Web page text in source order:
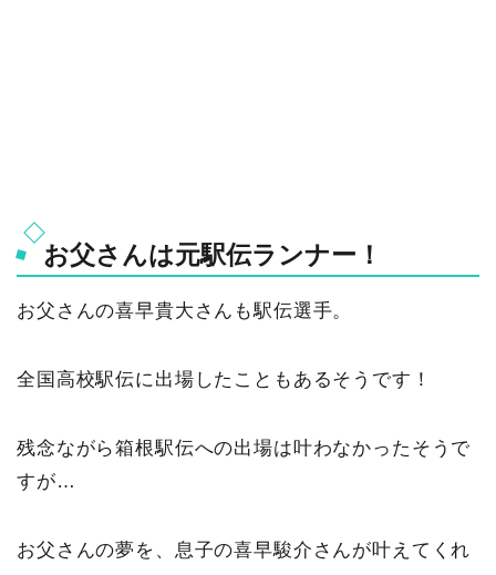
お父さんは元駅伝ランナー！
お父さんの喜早貴大さんも駅伝選手。
全国高校駅伝に出場したこともあるそうです！
残念ながら箱根駅伝への出場は叶わなかったそうで
すが…
お父さんの夢を、息子の喜早駿介さんが叶えてくれ